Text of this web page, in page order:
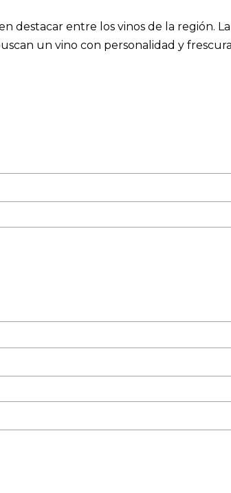
destacar entre los vinos de la región.
un vino con personalidad y